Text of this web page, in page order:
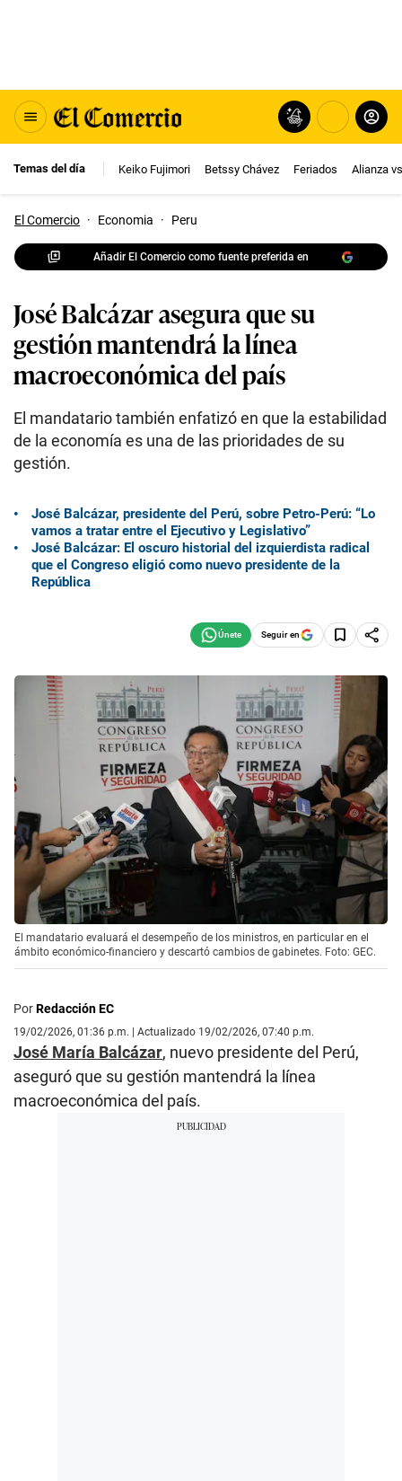
Temas del día Keiko Fujimori Betssy Chávez Feriados Alianza
El Comercio · Economia · Peru
Añadir El Comercio como fuente preferida en
José Balcázar asegura que su
gestión mantendrá la línea
macroeconómica del país
El mandatario también enfatizó en que la estabilidad
de la economía es una de las prioridades de su
gestión.
José Balcázar, presidente del Perú, sobre Petro-Perú: “Lo
vamos a tratar entre el Ejecutivo y Legislativo”
José Balcázar: El oscuro historial del izquierdista radical
que el Congreso eligió como nuevo presidente de la
República
Seguir en
El mandatario evaluará el desempeño de los ministros, en particular en el
ámbito económico-financiero y descartó cambios de gabinetes. Foto: GEC.
PorRedacción EC
19/02/2026, 01:36 p.m. | Actualizado 19/02/2026, 07:40 p.m.
José María Balcázar, nuevo presidente del Perú,
aseguró que su gestión mantendrá la línea
macroeconómica del país.